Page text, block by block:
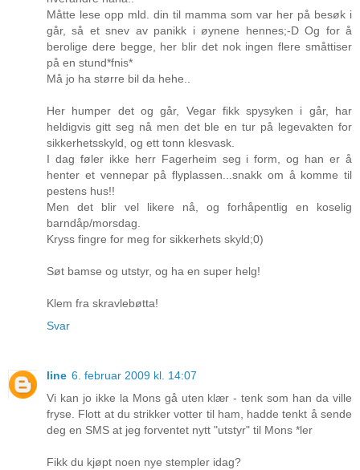
Måtte lese opp mld. din til mamma som var her på besøk i
går, så et snev av panikk i øynene hennes;-D Og for å
berolige dere begge, her blir det nok ingen flere småttiser
på en stund*fnis*
Må jo ha større bil da hehe..
Her humper det og går, Vegar fikk spysyken i går, har
heldigvis gitt seg nå men det ble en tur på legevakten for
sikkerhetsskyld, og ett tonn klesvask.
I dag føler ikke herr Fagerheim seg i form, og han er å
henter et vennepar på flyplassen...snakk om å komme til
pestens hus!!
Men det blir vel likere nå, og forhåpentlig en koselig
barndåp/morsdag.
Kryss fingre for meg for sikkerhets skyld;0)
Søt bamse og utstyr, og ha en super helg!
Klem fra skravlebøtta!
Svar
line 6. februar 2009 kl. 14:07
Vi kan jo ikke la Mons gå uten klær - tenk som han da ville
fryse. Flott at du strikker votter til ham, hadde tenkt å sende
deg en SMS at jeg forventet nytt "utstyr" til Mons *ler
Fikk du kjøpt noen nye stempler idag?